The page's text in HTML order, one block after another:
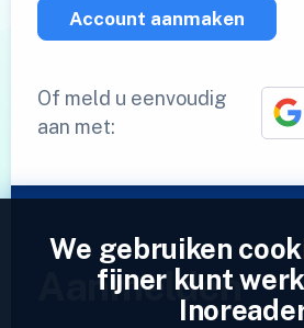
Account aanmaken
Of meld u eenvoudig
aan met:
Aanmelden
We gebruiken
fijner kunt